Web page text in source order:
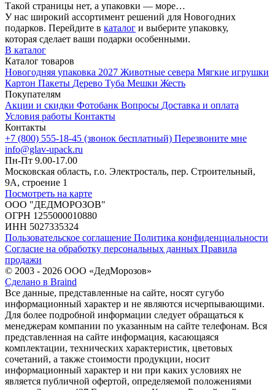
Такой страницы нет, а упаковки — море…
У нас широкий ассортимент решений для Новогодних
подарков. Перейдите в каталог и выберите упаковку,
которая сделает ваши подарки особенными.
В каталог
Каталог товаров
Новогодняя упаковка 2027 Животные севера Мягкие игрушки
Картон Пакеты Дерево Туба Мешки Жесть
Покупателям
Акции и скидки Фотобанк Вопросы Доставка и оплата
Условия работы Контакты
Контакты
+7 (800) 555-18-45 (звонок бесплатный) Перезвоните мне
info@glav-upack.ru
Пн-Пт 9.00-17.00
Московская область, г.о. Электросталь, пер. Строительный,
9А, строение 1
Посмотреть на карте
ООО "ДЕДМОРОЗОВ"
ОГРН 1255000010880
ИНН 5027335324
Пользовательское соглашение Политика конфиденциальности
Согласие на обработку персональных данных Правила
продажи
© 2003 - 2026 ООО «ДедМорозов»
Сделано в Braind
Все данные, представленные на сайте, носят сугубо
информационный характер и не являются исчерпывающими.
Для более подробной информации следует обращаться к
менеджерам компании по указанным на сайте телефонам. Вся
представленная на сайте информация, касающаяся
комплектации, технических характеристик, цветовых
сочетаний, а также стоимости продукции, носит
информационный характер и ни при каких условиях не
является публичной офертой, определяемой положениями